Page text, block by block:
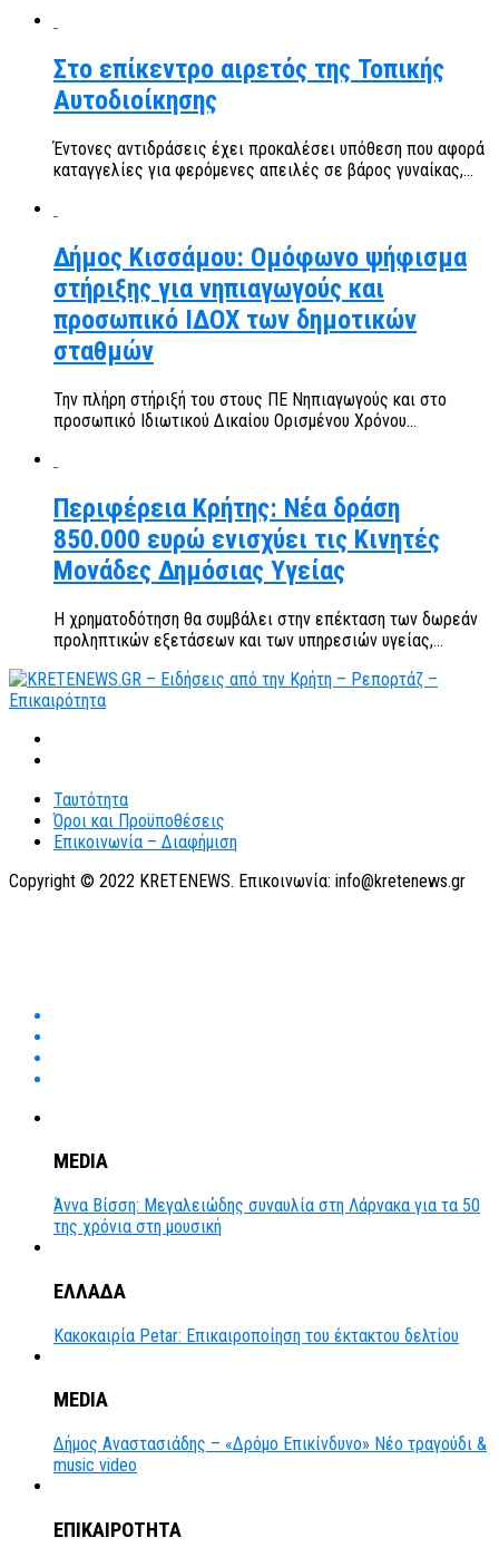
Στο επίκεντρο αιρετός της Τοπικής
Αυτοδιοίκησης
Έντονες αντιδράσεις έχει προκαλέσει υπόθεση που αφορά
καταγγελίες για φερόμενες απειλές σε βάρος γυναίκας,...
Δήμος Κισσάμου: Ομόφωνο ψήφισμα
στήριξης για νηπιαγωγούς και
προσωπικό ΙΔΟΧ των δημοτικών
σταθμών
Την πλήρη στήριξή του στους ΠΕ Νηπιαγωγούς και στο
προσωπικό Ιδιωτικού Δικαίου Ορισμένου Χρόνου...
Περιφέρεια Κρήτης: Νέα δράση
850.000 ευρώ ενισχύει τις Κινητές
Μονάδες Δημόσιας Υγείας
Η χρηματοδότηση θα συμβάλει στην επέκταση των δωρεάν
προληπτικών εξετάσεων και των υπηρεσιών υγείας,...
Ταυτότητα
Όροι και Προϋποθέσεις
Επικοινωνία – Διαφήμιση
Copyright © 2022 KRETENEWS. Επικοινωνία: info@kretenews.gr
MEDIA
Άννα Βίσση: Μεγαλειώδης συναυλία στη Λάρνακα για τα 50
της χρόνια στη μουσική
ΕΛΛΑΔΑ
Κακοκαιρία Petar: Επικαιροποίηση του έκτακτου δελτίου
MEDIA
Δήμος Αναστασιάδης – «Δρόμο Επικίνδυνο» Νέο τραγούδι &
music video
ΕΠΙΚΑΙΡΟΤΗΤΑ